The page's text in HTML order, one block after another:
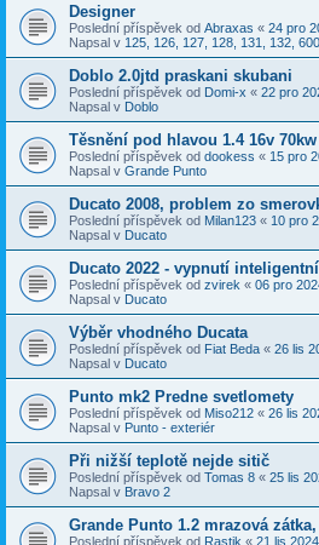
Designer
Poslední příspěvek od Abraxas « 24 pro
Napsal v 125, 126, 127, 128, 131, 132, 600
Doblo 2.0jtd praskani skubani
Poslední příspěvek od Domi-x « 22 pro
Napsal v Doblo
Těsnění pod hlavou 1.4 16v
Poslední příspěvek od dookess « 15 pro
Napsal v Grande Punto
Ducato 2008, problem zo
Poslední příspěvek od Milan123 « 10 pro
Napsal v Ducato
Ducato 2022 - vypnutí
Poslední příspěvek od zvirek « 06 pro
Napsal v Ducato
Výběr vhodného Ducata
Poslední příspěvek od Fiat Beda « 26 lis
Napsal v Ducato
Punto mk2 Predne svetlomety
Poslední příspěvek od Miso212 « 26 lis
Napsal v Punto - exteriér
Při nižší teplotě nejde sitič
Poslední příspěvek od Tomas 8 « 25 lis
Napsal v Bravo 2
Grande Punto 1.2 mrazová
Poslední příspěvek od Rastik « 21 lis